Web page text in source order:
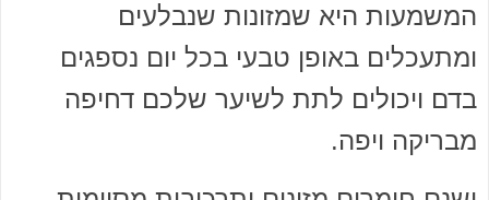
המשמעות היא שמזונות שנבלעים
ומתעכלים באופן טבעי בכל יום נספגים
בדם ויכולים לתת לשיער שלכם דחיפה
מבריקה ויפה.